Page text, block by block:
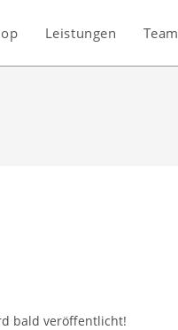
Leistungen Team
bald veröffentlicht!